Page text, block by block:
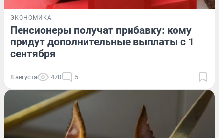
ЭКОНОМИКА
Пенсионеры получат прибавку: кому
придут дополнительные выплаты с 1
сентября
8 августа 470 5